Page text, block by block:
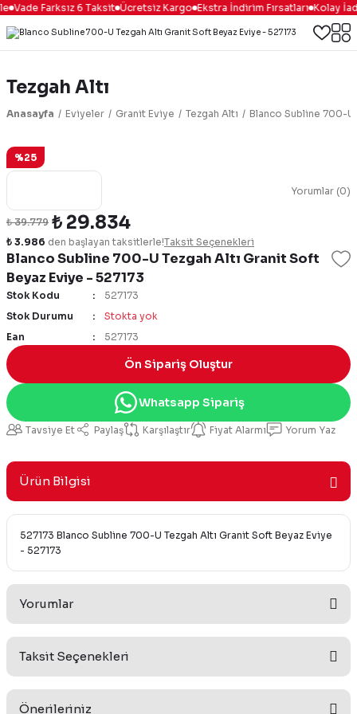
Vade Farksız 6 Taksit Ücretsiz Kargo Ekstra İndirim Fırsatları Kolay
Tezgah Altı
Anasayfa Eviyeler Granit Eviye Tezgah Altı Blanco Subline 700-U
%25
Yorumlar (0)
Blanco Subline 700-U Tezgah Altı Granit Soft
Beyaz Eviye - 527173
₺ 39.779 ₺ 29.834
₺ 3.986 den başlayan taksitlerle!Taksit Seçenekleri
Stok Kodu
527173
Stok Durumu
Stokta yok
Ean
527173
Ön Sipariş Oluştur
Whatsapp Sipariş
Tavsiye Et Paylaş Karşılaştır Fiyat Alarmı Yorum Yaz
Ürün Bilgisi
527173 Blanco Subline 700-U Tezgah Altı Granit Soft Beyaz Eviye
- 527173
Yorumlar
Taksit Seçenekleri
Önerileriniz